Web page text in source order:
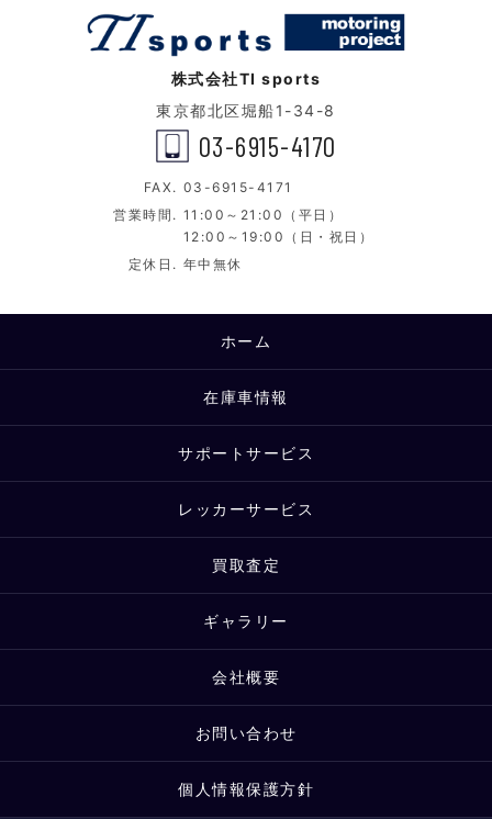
株式会社TI sports
東京都北区堀船1-34-8
03-6915-4170
FAX. 03-6915-4171
営業時間. 11:00～21:00（平日）
12:00～19:00（日・祝日）
定休日. 年中無休
ホーム
在庫車情報
サポートサービス
レッカーサービス
買取査定
ギャラリー
会社概要
お問い合わせ
個人情報保護方針